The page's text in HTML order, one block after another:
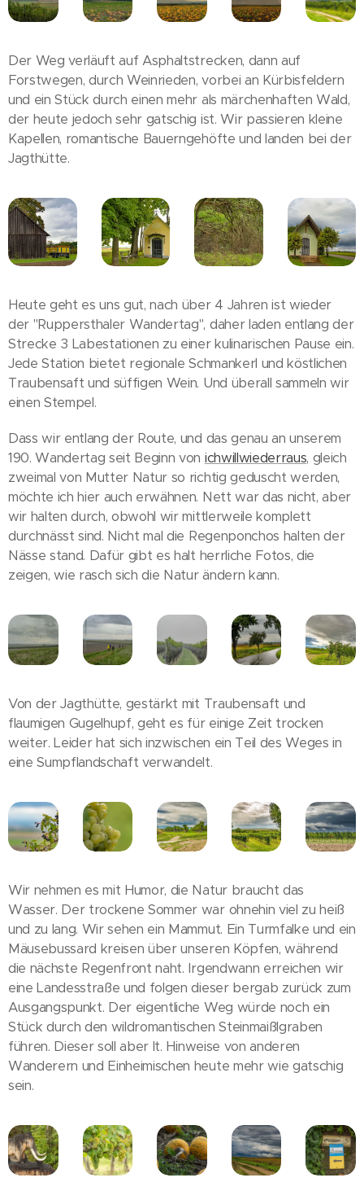
Der Weg verläuft auf Asphaltstrecken, dann auf
Forstwegen, durch Weinrieden, vorbei an Kürbisfeldern
und ein Stück durch einen mehr als märchenhaften Wald,
der heute jedoch sehr gatschig ist. Wir passieren kleine
Kapellen, romantische Bauerngehöfte und landen bei der
Jagthütte.
Heute geht es uns gut, nach über 4 Jahren ist wieder
der "Ruppersthaler Wandertag", daher laden entlang der
Strecke 3 Labestationen zu einer kulinarischen Pause ein.
Jede Station bietet regionale Schmankerl und köstlichen
Traubensaft und süffigen Wein. Und überall sammeln wir
einen Stempel.
Dass wir entlang der Route, und das genau an unserem
190. Wandertag seit Beginn von ichwillwiederraus, gleich
zweimal von Mutter Natur so richtig geduscht werden,
möchte ich hier auch erwähnen. Nett war das nicht, aber
wir halten durch, obwohl wir mittlerweile komplett
durchnässt sind. Nicht mal die Regenponchos halten der
Nässe stand. Dafür gibt es halt herrliche Fotos, die
zeigen, wie rasch sich die Natur ändern kann.
Von der Jagthütte, gestärkt mit Traubensaft und
flaumigen Gugelhupf, geht es für einige Zeit trocken
weiter. Leider hat sich inzwischen ein Teil des Weges in
eine Sumpflandschaft verwandelt.
Wir nehmen es mit Humor, die Natur braucht das
Wasser. Der trockene Sommer war ohnehin viel zu heiß
und zu lang. Wir sehen ein Mammut. Ein Turmfalke und ein
Mäusebussard kreisen über unseren Köpfen, während
die nächste Regenfront naht. Irgendwann erreichen wir
eine Landesstraße und folgen dieser bergab zurück zum
Ausgangspunkt. Der eigentliche Weg würde noch ein
Stück durch den wildromantischen Steinmaißlgraben
führen. Dieser soll aber lt. Hinweise von anderen
Wanderern und Einheimischen heute mehr wie gatschig
sein.